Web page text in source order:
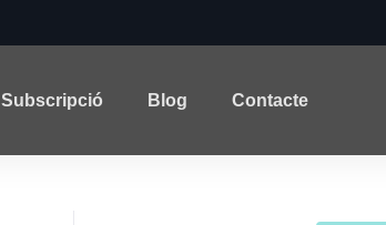
Subscripció Blog Contacte